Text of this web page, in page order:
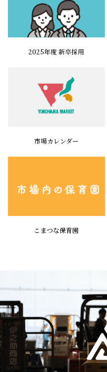
2025年度 新卒採用
市場カレンダー
こまつな保育園